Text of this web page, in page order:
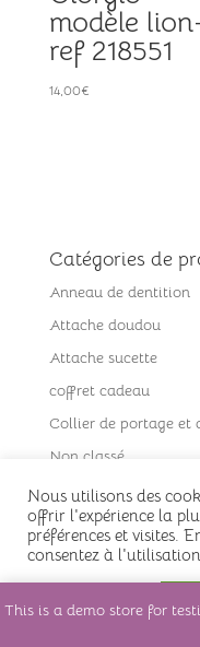
modèle
ref 218551
14,00€
Catégories de
Anneau de dentition
Attache doudou
Attache sucette
coffret cadeau
Collier de portage et
Non classé
Porte clés
Nous utilisons des
offrir l'expérience la
préférences et visites.
consentez à
This is a demo store for